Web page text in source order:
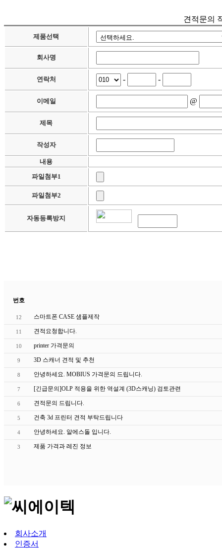
견적문의
제품선택
회사명
연락처 - -
이메일 @
제목
작성자
내용
파일첨부1
파일첨부2
자동등록방지
번호
12 스마트폰 CASE 샘플제작
11 견적요청합니다.
10 printer 가격문의
9 3D 스캐너 견적 및 추천
8 안녕하세요. MOBIUS 가격문의 드립니다.
7 [긴급문의]OLP 적용을 위한 역설계 (3D스캐닝) 검토관련
6 견적문의 드립니다.
5 건축 3d 프린터 견적 부탁드립니다
4 안녕하세요. 알에스돌 입니다.
3 제품 가격과 레진 정보
회사소개
인증서